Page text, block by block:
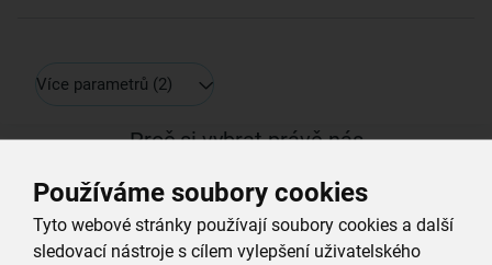
Používáme soubory cookies
Tyto webové stránky používají soubory cookies a další
sledovací nástroje s cílem vylepšení uživatelského
Více parametrů (2)
Proč si vybrat právě nás
Doprava zdarma
při nákupu nad 999 Kč